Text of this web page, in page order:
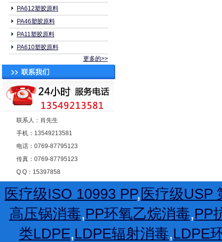
PA612塑胶原料
PA46塑胶原料
PA11塑胶原料
PA610塑胶原料
更多的>>
联系人：肖先生
手机：13549213581
电话：0769-87795123
传真：0769-87795123
Q Q：15397858
医疗级ISO 10993 PP,医疗级USP
高压锅消毒,PP环氧乙烷消毒,PP
类LDPE,LDPE辐射消毒,LDPE